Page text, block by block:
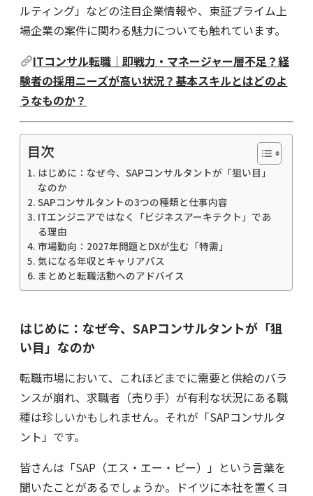
ルティング」などの注目企業情報や、東証プライム上
場企業の案件に関わる魅力についても触れています。
ITコンサル転職｜即戦力・マネージャー層不足？経
験者の採用ニーズが高い状況？基本スキルとはどのよ
うなものか？
目次
はじめに：なぜ今、SAPコンサルタントが「狙い目」
なのか
SAPコンサルタントの3つの種類と仕事内容
ITエンジニアではなく「ビジネスアーキテクト」であ
る理由
市場動向：2027年問題とDXが生む「特需」
気になる年収とキャリアパス
まとめと転職活動へのアドバイス
はじめに：なぜ今、SAPコンサルタントが「狙
い目」なのか
転職市場において、これほどまでに需要と供給のバラ
ンスが崩れ、求職者（売り手）が有利な状況にある職
種は珍しいかもしれません。それが「SAPコンサルタ
ント」です。
皆さんは「SAP（エス・エー・ピー）」という言葉を
聞いたことがあるでしょうか。ドイツに本社を置くヨ